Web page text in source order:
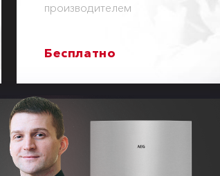
производителем
Бесплатно